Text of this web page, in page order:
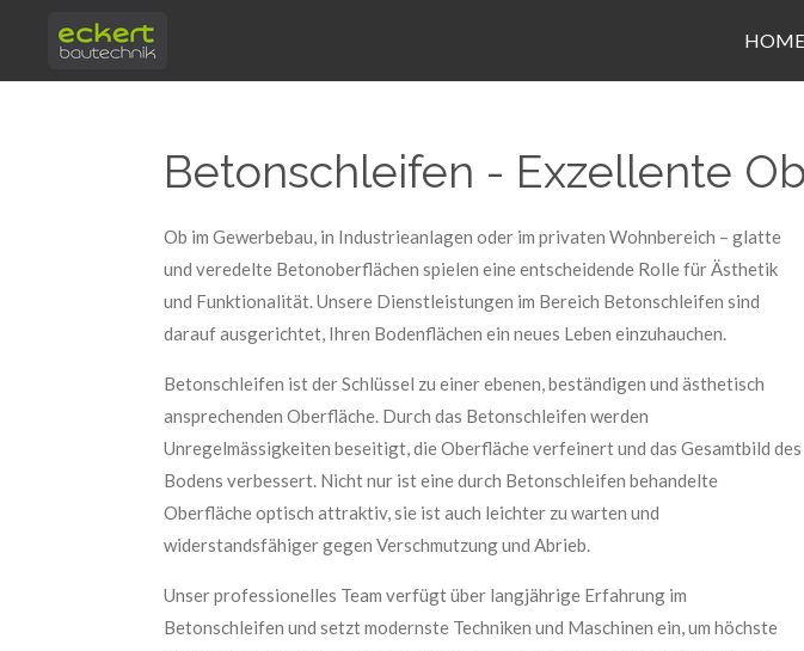
Hauptinhalt
HOME
Betonschleifen - Exzellente
Ob im Gewerbebau, in Industrieanlagen oder im privaten Wohnbereich – glatte
und veredelte Betonoberflächen spielen eine entscheidende Rolle für Ästhetik
und Funktionalität. Unsere Dienstleistungen im Bereich Betonschleifen sind
darauf ausgerichtet, Ihren Bodenflächen ein neues Leben einzuhauchen.
Betonschleifen ist der Schlüssel zu einer ebenen, beständigen und ästhetisch
ansprechenden Oberfläche. Durch das Betonschleifen werden
Unregelmässigkeiten beseitigt, die Oberfläche verfeinert und das Gesamtbild des
Bodens verbessert. Nicht nur ist eine durch Betonschleifen behandelte
Oberfläche optisch attraktiv, sie ist auch leichter zu warten und
widerstandsfähiger gegen Verschmutzung und Abrieb.
Unser professionelles Team verfügt über langjährige Erfahrung im
Betonschleifen und setzt modernste Techniken und Maschinen ein, um höchste